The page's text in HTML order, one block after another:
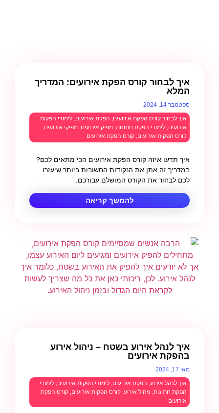
איך לבחור קורס הפקת אירועים: המדריך
המלא
ספטמבר 14, 2024
איך לבחור קורס הפקת אירועים הפקת אירועים לימודי הפקות
אירועים לימודי הפקת חתונות מפיק אירועים מפיקי אירועים
קורס הפקות אירועים קורס הפקת אירועים
איך תדעו איזה קורס הפקת אירועים הכי מתאים לכם?
במדריך זה אתן את הנקודות החשובות ביותר שיעזרו
לכם לבחור את הקורס המושלם עבורכם.
להמשך קריאה
איך לנהל אירוע בשטח – ניהול אירוע
בהפקת אירועים
מאי 17, 2024
איך לנהל אירוע הפקת אירועים לימודי הפקות אירועים לימודי
הפקת חתונות ניהול אירוע קורס הפקות אירועים קורס הפקת
אירועים